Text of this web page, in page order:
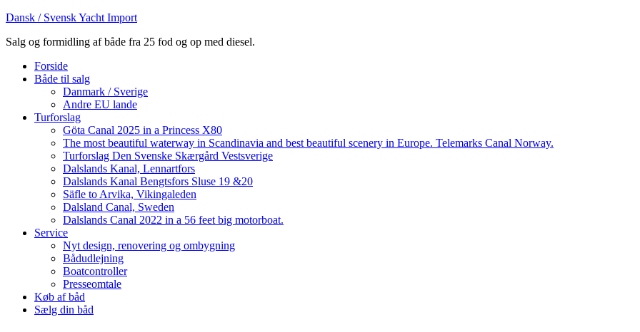
Dansk / Svensk Yacht Import
Salg og formidling af både fra 25 fod og op med diesel.
Forside
Både til salg
Danmark / Sverige
Andre EU lande
Turforslag
Göta Canal 2025 in a Princess X80
The most beautiful waterway in Scandinavia and best beautiful scenery in Europe. Telemarks Canal Norway.
Turforslag Den Svenske Skærgård Vestsverige
Dalslands Kanal, Lennartfors
Dalslands Kanal Bengtsfors Sluse 19 &20
Säfle to Arvika, Vikingaleden
Dalsland Canal, Sweden
Dalslands Canal 2022 in a 56 feet big motorboat.
Service
Nyt design, renovering og ombygning
Bådudlejning
Boatcontroller
Presseomtale
Køb af båd
Sælg din båd